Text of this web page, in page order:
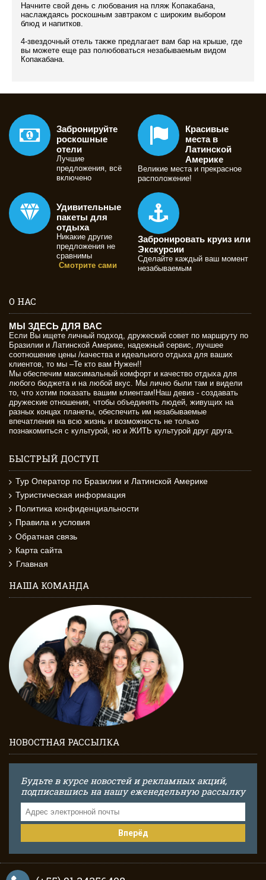
Начните свой день с любования на пляж Копакабана,
наслаждаясь роскошным завтраком с широким выбором
блюд и напитков.
4-звездочный отель также предлагает вам бар на крыше, где
вы можете еще ​​раз полюбоваться незабываемым видом
Копакабана.
Забронируйте
роскошные
отели
Лучшие
предложения, всё
включено
Красивые
места в
Латинской
Америке
Великие места и прекрасное
расположение!
Удивительные
пакеты для
отдыха
Никакие другие
предложения не
сравнимы
Смотрите сами
Забронировать круиз или
Экскурсии
Сделайте каждый ваш момент
незабываемым
О НАС
МЫ ЗДЕСЬ ДЛЯ ВАС
Если Вы ищете личный подход, дружеский совет по маршруту по
Бразилии и Латинской Америке, надежный сервис, лучшее
соотношение цены /качества и идеального отдыха для ваших
клиентов, то мы –Те кто вам Нужен!!
Мы обеспечим максимальный комфорт и качество отдыха для
любого бюджета и на любой вкус. Мы лично были там и видели
то, что хотим показать вашим клиентам!Наш девиз - создавать
дружеские отношения, чтобы объединять людей, живущих на
разных концах планеты, обеспечить им незабываемые
впечатления на всю жизнь и возможность не только
познакомиться с культурой, но и ЖИТЬ культурой друг друга.
БЫСТРЫЙ ДОСТУП
Тур Оператор по Бразилии и Латинской Америке
Туристическая информация
Политика конфиденциальности
Правила и условия
Обратная связь
Карта сайта
Главная
НАША КОМАНДА
НОВОСТНАЯ РАССЫЛКА
Будьте в курсе новостей и рекламных акций,
подписавшись на нашу еженедельную рассылку
Вперёд